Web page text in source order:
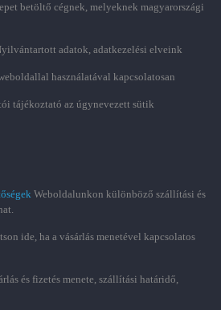
betöltő cégnek, melyeknek magyarországi
adatok, adatkezelési elveink
használatával kapcsolatosan
tájékoztató az úgynevezett sütik
Weboldalunkon különböző szállítási és
ide, ha a vásárlás menetével kapcsolatos
és fizetés menete, szállítási határidő,